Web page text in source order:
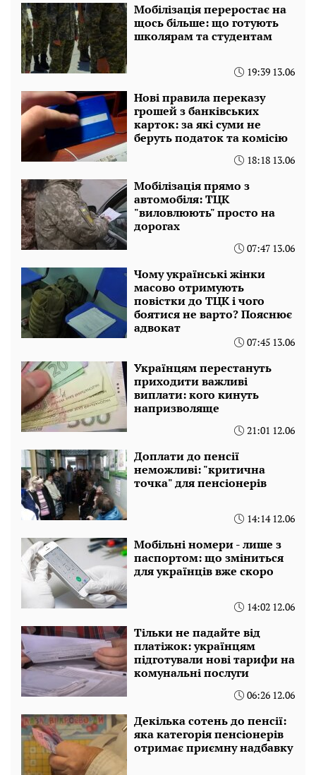
Мобілізація переростає на
щось більше: що готують
школярам та студентам
19:39 13.06
Нові правила переказу
грошей з банківських
карток: за які суми не
беруть податок та комісію
18:18 13.06
Мобілізація прямо з
автомобіля: ТЦК
"виловлюють" просто на
дорогах
07:47 13.06
Чому українські жінки
масово отримують
повістки до ТЦК і чого
боятися не варто? Пояснює
адвокат
07:45 13.06
Українцям перестануть
приходити важливі
виплати: кого кинуть
напризволяще
21:01 12.06
Доплати до пенсії
неможливі: "критична
точка" для пенсіонерів
14:14 12.06
Мобільні номери - лише з
паспортом: що зміниться
для українців вже скоро
14:02 12.06
Тільки не падайте від
платіжок: українцям
підготували нові тарифи на
комунальні послуги
06:26 12.06
Декілька сотень до пенсії:
яка категорія пенсіонерів
отримає приємну надбавку